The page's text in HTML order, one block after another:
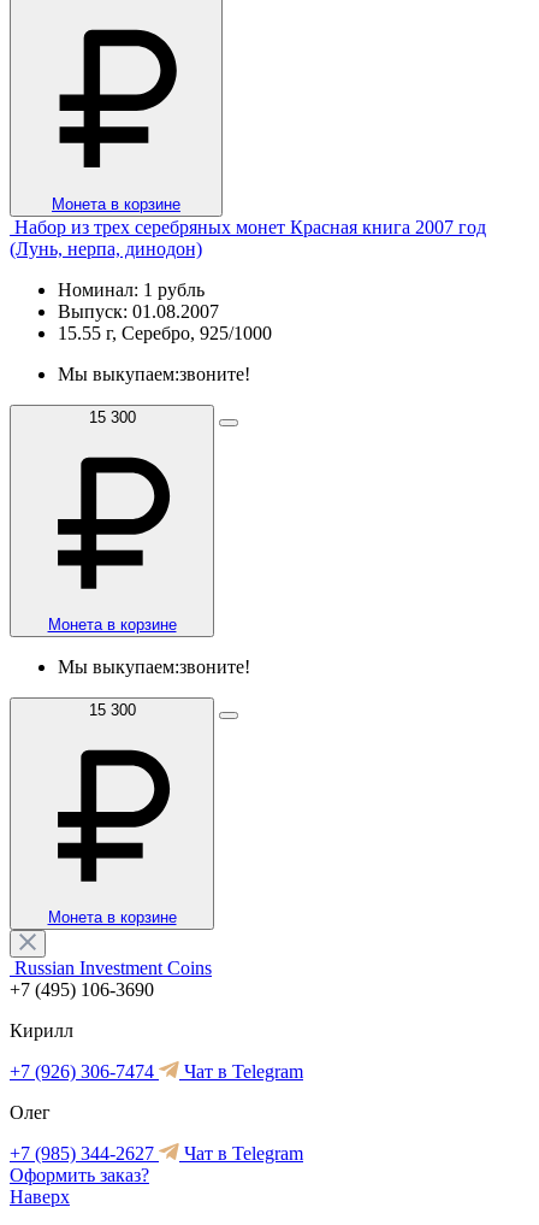
Монета в корзине
Набор из трех серебряных монет Красная книга 2007 год
(Лунь, нерпа, динодон)
Номинал: 1 рубль
Выпуск: 01.08.2007
15.55 г, Серебро, 925/1000
Мы выкупаем:звоните!
15 300
Монета в корзине
Мы выкупаем:звоните!
15 300
Монета в корзине
Russian Investment Coins
+7 (495) 106-3690
Кирилл
+7 (926) 306-7474
Чат в Telegram
Олег
+7 (985) 344-2627
Чат в Telegram
Оформить заказ?
Наверх